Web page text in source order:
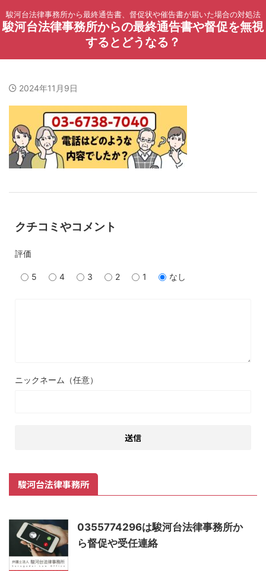
駿河台法律事務所から最終通告書、督促状や催告書が届いた場合の対処法
駿河台法律事務所からの最終通告書や督促を無視
するとどうなる？
2024年11月9日
クチコミやコメント
評価
5 4 3 2 1 なし
ニックネーム（任意）
駿河台法律事務所
0355774296は駿河台法律事務所か
ら督促や受任連絡